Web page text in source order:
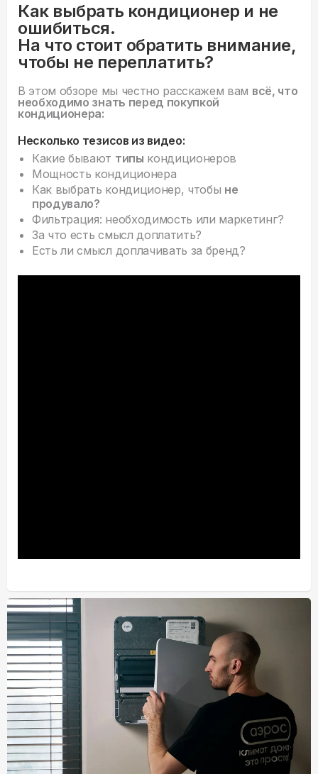
Как выбрать кондиционер и не
ошибиться.
На что стоит обратить внимание,
чтобы не переплатить?
В этом обзоре мы честно расскажем вам всё, что
необходимо знать перед покупкой
кондиционера:
Несколько тезисов из видео:
Какие бывают типы кондиционеров
Мощность кондиционера
Как выбрать кондиционер, чтобы не
продувало?
Фильтрация: необходимость или маркетинг?
За что есть смысл доплатить?
Есть ли смысл доплачивать за бренд?